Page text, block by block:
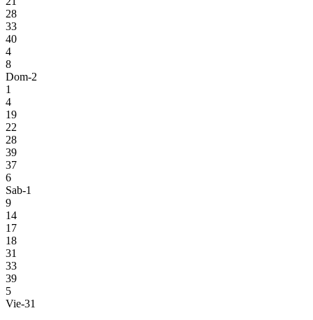
28
33
40
4
8
Dom-2
1
4
19
22
28
39
37
6
Sab-1
9
14
17
18
31
33
39
5
Vie-31